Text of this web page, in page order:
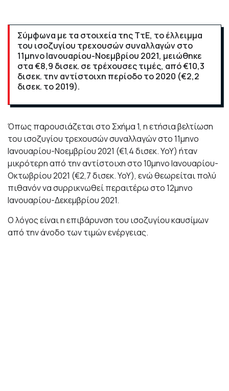
Σύμφωνα με τα στοιχεία της ΤτΕ, το έλλειμμα
του ισοζυγίου τρεχουσών συναλλαγών στο
11μηνο Ιανουαρίου-Νοεμβρίου 2021, μειώθηκε
στα €8,9 δισεκ. σε τρέχουσες τιμές, από €10,3
δισεκ. την αντίστοιχη περίοδο το 2020 (€2,2
δισεκ. το 2019).
Όπως παρουσιάζεται στο Σχήμα 1, η ετήσια βελτίωση
του ισοζυγίου τρεχουσών συναλλαγών στο 11μηνο
Ιανουαρίου-Νοεμβρίου 2021 (€1,4 δισεκ. YoY) ήταν
μικρότερη από την αντίστοιχη στο 10μηνο Ιανουαρίου-
Οκτωβρίου 2021 (€2,7 δισεκ. YoY), ενώ θεωρείται πολύ
πιθανόν να συρρικνωθεί περαιτέρω στο 12μηνο
Ιανουαρίου-Δεκεμβρίου 2021.
Ο λόγος είναι η επιβάρυνση του ισοζυγίου καυσίμων
από την άνοδο των τιμών ενέργειας.